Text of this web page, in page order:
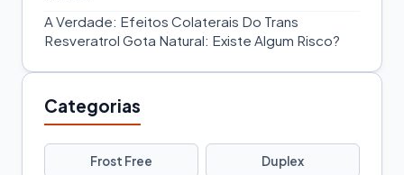
A Verdade: Efeitos Colaterais Do Trans
Resveratrol Gota Natural: Existe Algum Risco?
Categorias
Frost Free Duplex